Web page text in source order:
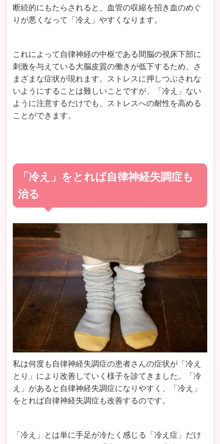
断続的にもたらされると、血管の収縮を招き血のめぐ
りが悪くなって「冷え」やすくなります。
これによって自律神経の中枢である間脳の視床下部に
刺激を与えている大脳皮質の働きが低下するため、さ
まざまな症状が現れます。ストレスに押しつぶされな
いようにすることは難しいことですが、「冷え」ない
ように注意するだけでも、ストレスへの耐性を高める
ことができます。
「冷え」をとれば自律神経失調症も
治る
私は何度も自律神経失調症の患者さんの症状が「冷え
とり」により改善していく様子を診てきました。「冷
え」があると自律神経失調症になりやすく、「冷え」
をとれば自律神経失調症も改善するのです。
「冷え」とは単に手足が冷たく感じる「冷え症」だけ